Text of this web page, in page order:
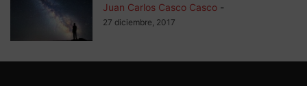
Juan Carlos Casco Casco -
27 diciembre, 2017